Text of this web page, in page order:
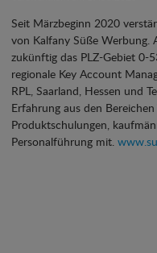
Seit Märzbeginn 2020
von Kalfany Süße Werbung.
zukünftig das PLZ-Gebiet 0-
regionale Key Account
RPL, Saarland, Hessen und
Erfahrung aus den
Produktschulungen,
Personalführung mit.